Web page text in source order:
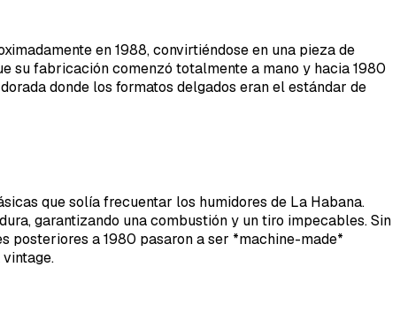
en 1988, convirtiéndose en una pieza de
su fabricación comenzó totalmente a mano y hacia 1980
donde los formatos delgados eran el estándar de
que solía frecuentar los humidores de La Habana.
garantizando una combustión y un tiro impecables. Sin
posteriores a 1980 pasaron a ser *machine-made*